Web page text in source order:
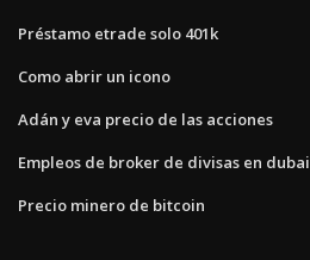
Préstamo etrade solo 401k
Como abrir un icono
Adán y eva precio de las acciones
Empleos de broker de divisas en dubai
Precio minero de bitcoin